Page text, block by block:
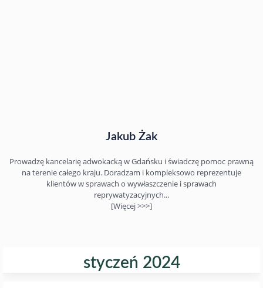
Jakub Żak
Prowadzę kancelarię adwokacką w Gdańsku i świadczę pomoc prawną
na terenie całego kraju. Doradzam i kompleksowo reprezentuje
klientów w sprawach o wywłaszczenie i sprawach
reprywatyzacyjnych...
[Więcej >>>]
styczeń 2024